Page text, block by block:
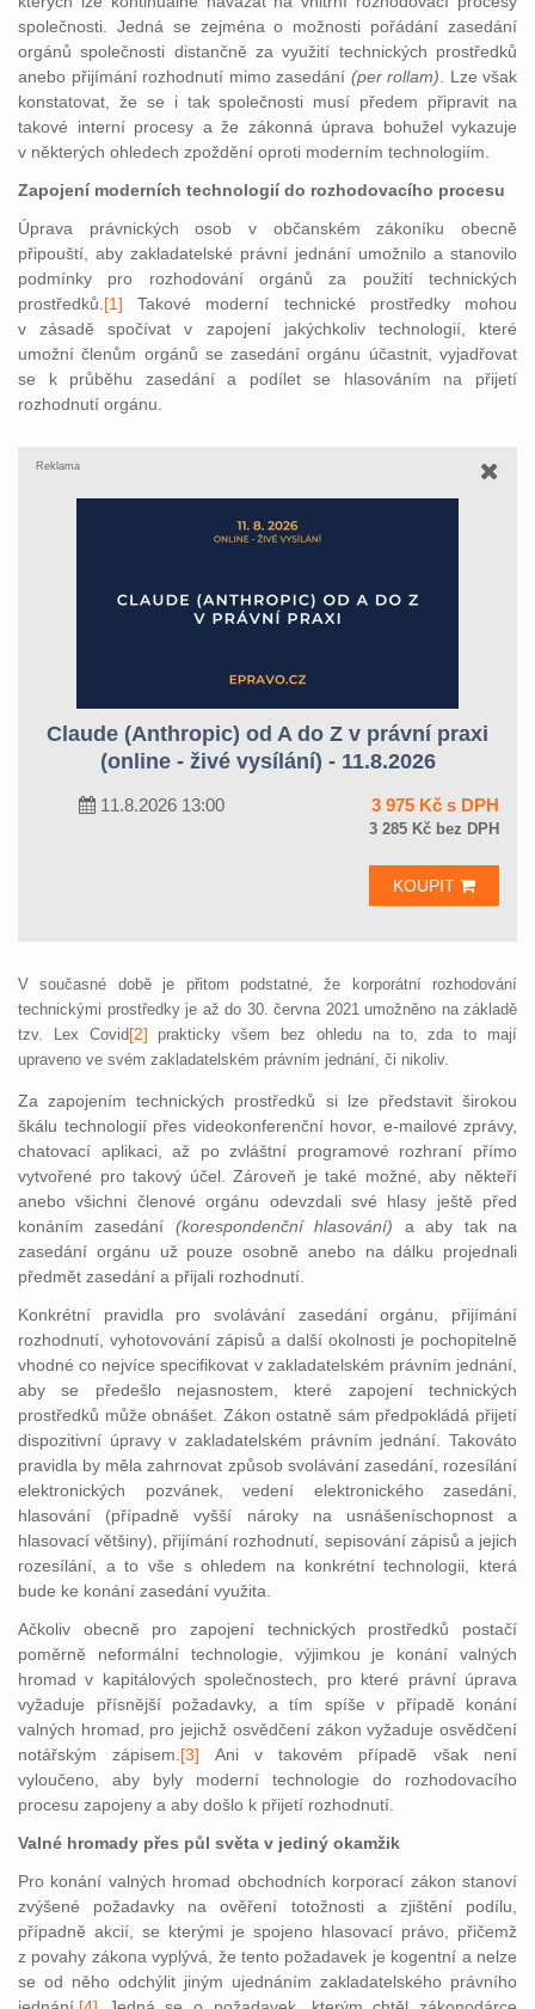
společnosti. Jedná se zejména o možnosti pořádání zasedání
orgánů společnosti distančně za využití technických prostředků
anebo přijímání rozhodnutí mimo zasedání (per rollam) . Lze však
konstatovat, že se i tak společnosti musí předem připravit na
takové interní procesy a že zákonná úprava bohužel vykazuje
v některých ohledech zpoždění oproti moderním technologiím.
Zapojení moderních technologií do rozhodovacího procesu
Úprava právnických osob v občanském zákoníku obecně
připouští, aby zakladatelské právní jednání umožnilo a stanovilo
podmínky pro rozhodování orgánů za použití technických
prostředků. [1] Takové moderní technické prostředky mohou
v zásadě spočívat v zapojení jakýchkoliv technologií, které
umožní členům orgánů se zasedání orgánu účastnit, vyjadřovat
se k průběhu zasedání a podílet se hlasováním na přijetí
rozhodnutí orgánu.
Reklama
Claude (Anthropic) od A do Z v právní praxi
(online - živé vysílání) - 11.8.2026
11.8.2026 13:00 3 975 Kč s DPH
3 285 Kč bez DPH
KOUPIT
V současné době je přitom podstatné, že korporátní rozhodování
technickými prostředky je až do 30. června 2021 umožněno na základě
tzv. Lex Covid[2]
prakticky všem bez ohledu na to, zda to mají
upraveno ve svém zakladatelském právním jednání, či nikoliv.
Za zapojením technických prostředků si lze představit širokou
škálu technologií přes videokonferenční hovor, e-mailové zprávy,
chatovací aplikaci, až po zvláštní programové rozhraní přímo
vytvořené pro takový účel. Zároveň je také možné, aby někteří
anebo všichni členové orgánu odevzdali své hlasy ještě před
konáním zasedání (korespondenční hlasování) a aby tak na
zasedání orgánu už pouze osobně anebo na dálku projednali
předmět zasedání a přijali rozhodnutí.
Konkrétní pravidla pro svolávání zasedání orgánu, přijímání
rozhodnutí, vyhotovování zápisů a další okolnosti je pochopitelně
vhodné co nejvíce specifikovat v zakladatelském právním jednání,
aby se předešlo nejasnostem, které zapojení technických
prostředků může obnášet. Zákon ostatně sám předpokládá přijetí
dispozitivní úpravy v zakladatelském právním jednání. Takováto
pravidla by měla zahrnovat způsob svolávání zasedání, rozesílání
elektronických pozvánek, vedení elektronického zasedání,
hlasování (případně vyšší nároky na usnášeníschopnost a
hlasovací většiny), přijímání rozhodnutí, sepisování zápisů a jejich
rozesílání, a to vše s ohledem na konkrétní technologii, která
bude ke konání zasedání využita.
Ačkoliv obecně pro zapojení technických prostředků postačí
poměrně neformální technologie, výjimkou je konání valných
hromad v kapitálových společnostech, pro které právní úprava
vyžaduje přísnější požadavky, a tím spíše v případě konání
valných hromad, pro jejichž osvědčení zákon vyžaduje osvědčení
notářským zápisem. [3] Ani v takovém případě však není
vyloučeno, aby byly moderní technologie do rozhodovacího
procesu zapojeny a aby došlo k přijetí rozhodnutí.
Valné hromady přes půl světa v jediný okamžik
Pro konání valných hromad obchodních korporací zákon stanoví
zvýšené požadavky na ověření totožnosti a zjištění podílu,
případně akcií, se kterými je spojeno hlasovací právo, přičemž
z povahy zákona vyplývá, že tento požadavek je kogentní a nelze
se od něho odchýlit jiným ujednáním zakladatelského právního